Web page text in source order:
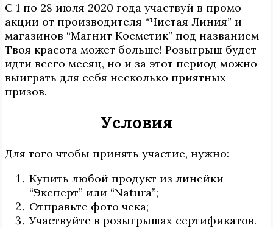
С 1 по 28 июля 2020 года участвуй в промо
акции от производителя “Чистая Линия” и
магазинов “Магнит Косметик” под названием –
Твоя красота может больше! Розыгрыш будет
идти всего месяц, но и за этот период можно
выиграть для себя несколько приятных
призов.
Условия
Для того чтобы принять участие, нужно:
Купить любой продукт из линейки
“Эксперт” или “Natura”;
Отправьте фото чека;
Участвуйте в розыгрышах сертификатов.